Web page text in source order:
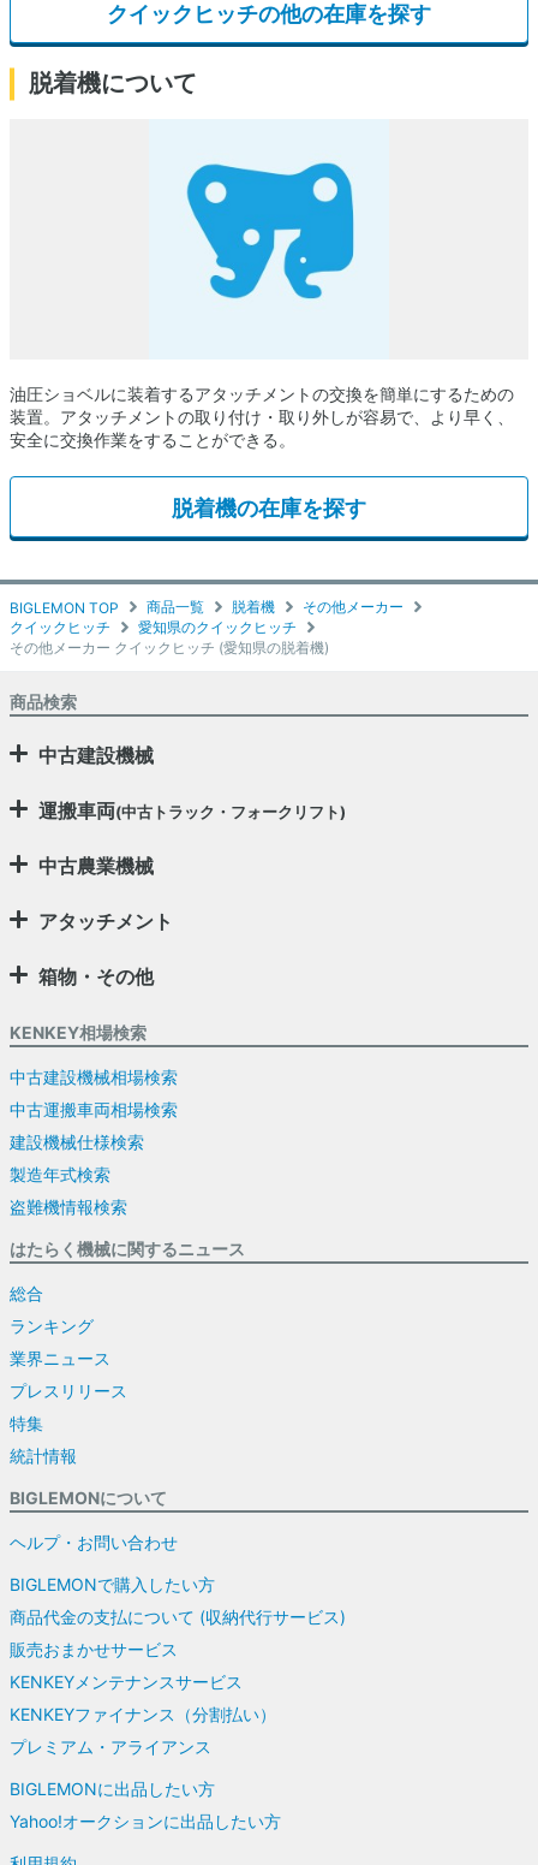
BIGLEMON TOP 商品一覧 脱着機
その他メーカー
クイックヒッチ
愛知県のクイックヒッチ
その他メーカー クイックヒッチ (愛知県の脱着機)
クイックヒッチの他の在庫を探す
脱着機について
油圧ショベルに装着するアタッチメントの交換を簡単にするための
装置。アタッチメントの取り付け・取り外しが容易で、より早く、
安全に交換作業をすることができる。
脱着機の在庫を探す
商品検索
中古建設機械
運搬車両(中古トラック・フォークリフト)
中古農業機械
アタッチメント
箱物・その他
KENKEY相場検索
中古建設機械相場検索
中古運搬車両相場検索
建設機械仕様検索
製造年式検索
盗難機情報検索
はたらく機械に関するニュース
総合
ランキング
業界ニュース
プレスリリース
特集
統計情報
BIGLEMONについて
ヘルプ・お問い合わせ
BIGLEMONで購入したい方
商品代金の支払について (収納代行サービス)
販売おまかせサービス
KENKEYメンテナンスサービス
KENKEYファイナンス（分割払い）
プレミアム・アライアンス
BIGLEMONに出品したい方
Yahoo!オークションに出品したい方